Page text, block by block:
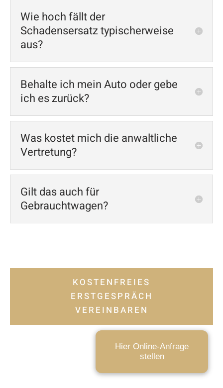
Wie hoch fällt der
Schadensersatz typischerweise
aus?
Behalte ich mein Auto oder gebe
ich es zurück?
Was kostet mich die anwaltliche
Vertretung?
Gilt das auch für
Gebrauchtwagen?
KOSTENFREIES
ERSTGESPRÄCH
VEREINBAREN
Hier Online-Anfrage
stellen